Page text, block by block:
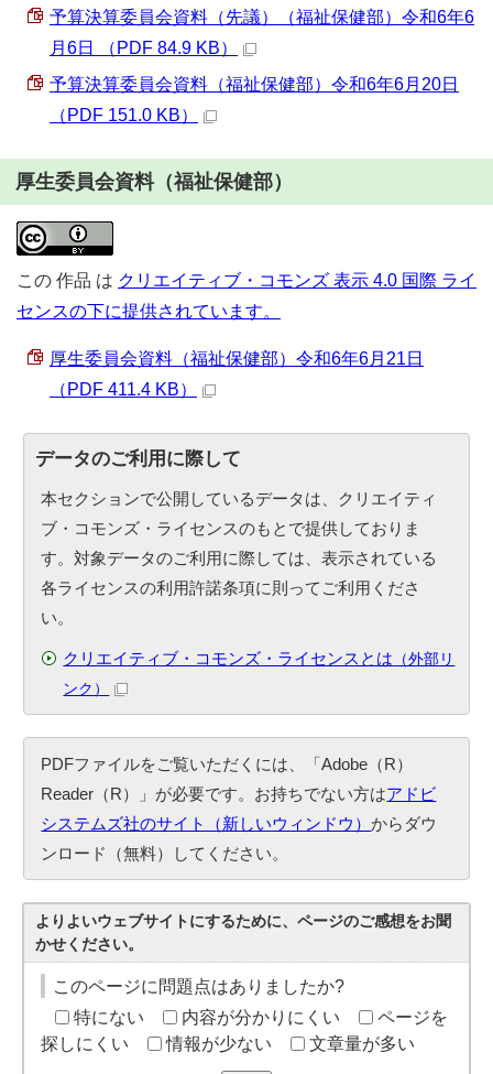
予算決算委員会資料（先議）（福祉保健部）令和6年6
月6日 （PDF 84.9 KB）
予算決算委員会資料（福祉保健部）令和6年6月20日
（PDF 151.0 KB）
厚生委員会資料（福祉保健部）
この 作品 は クリエイティブ・コモンズ 表示 4.0 国際 ライ
センスの下に提供されています。
厚生委員会資料（福祉保健部）令和6年6月21日
（PDF 411.4 KB）
データのご利用に際して
本セクションで公開しているデータは、クリエイティ
ブ・コモンズ・ライセンスのもとで提供しておりま
す。対象データのご利用に際しては、表示されている
各ライセンスの利用許諾条項に則ってご利用くださ
い。
クリエイティブ・コモンズ・ライセンスとは （外部リ
ンク）
PDFファイルをご覧いただくには、「Adobe（R）
Reader（R）」が必要です。お持ちでない方はアドビ
システムズ社のサイト（新しいウィンドウ）からダウ
ンロード（無料）してください。
よりよいウェブサイトにするために、ページのご感想をお聞
かせください。
このページに問題点はありましたか?
特にない
内容が分かりにくい
ページを
探しにくい
情報が少ない 文章量が多い